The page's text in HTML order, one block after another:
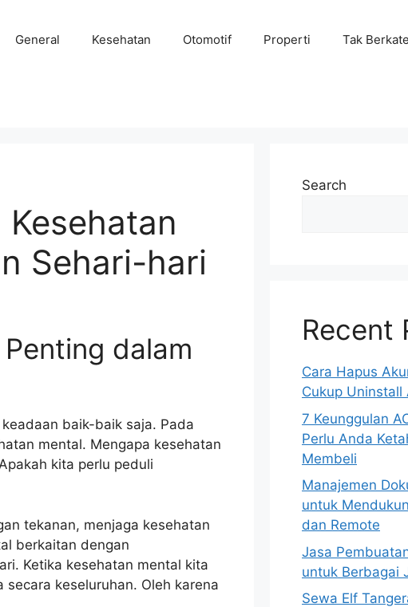
General Kesehatan Otomotif Properti Tak
Sehari-hari
dalam
baik-baik saja. Pada
mental. Mengapa kesehatan
kita perlu peduli
tekanan, menjaga kesehatan
berkaitan dengan
Ketika kesehatan mental kita
keseluruhan. Oleh karena
Search
Recent
Cara Hapus
Cukup Uninstall
7 Keunggulan
Perlu Anda
Membeli
Manajemen
untuk
dan Remote
Jasa
untuk Berbagai
Sewa Elf